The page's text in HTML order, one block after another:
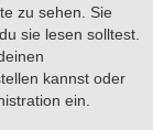
zu sehen. Sie
sie lesen solltest.
kannst oder
ein.